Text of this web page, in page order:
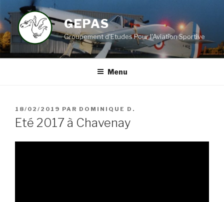
au
contenu
principal
GEPAS
Groupement d'Etudes Pour l'Aviation Sportive
Menu
PUBLIÉ
LE
18/02/2019 PAR DOMINIQUE D.
Eté 2017 à Chavenay